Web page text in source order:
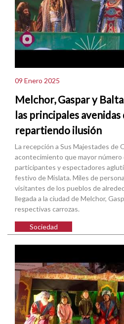
09 Enero 2025
Melchor, Gaspar y
las principales avenidas
repartiendo ilusión
La recepción a Sus Majestades de
acontecimiento que mayor
participantes y espectadores
festivo de Mislata. Miles de
visitantes de los pueblos de
llegada a la ciudad de Melchor,
respectivas carrozas.
Sociedad